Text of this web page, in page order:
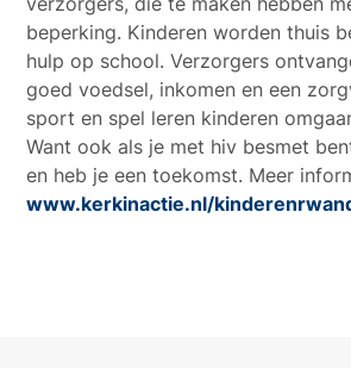
beperking. Kinderen worden thuis
hulp op school. Verzorgers
goed voedsel, inkomen en een
sport en spel leren kinderen
Want ook als je met hiv besmet
en heb je een toekomst. Meer
www.kerkinactie.nl/